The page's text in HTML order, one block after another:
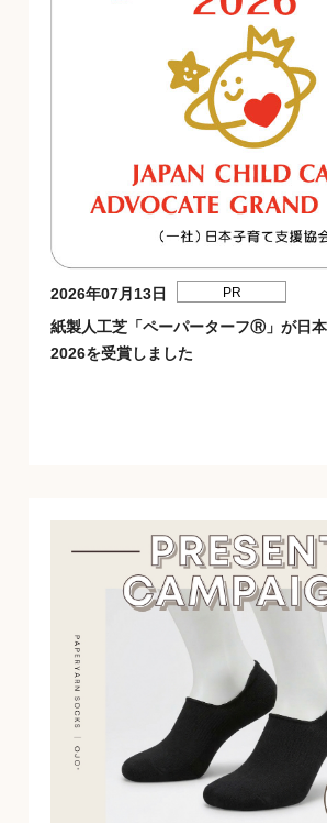
2026年07月13日 PR
紙製人工芝「ペーパーターフⓇ」が日
2026を受賞しました